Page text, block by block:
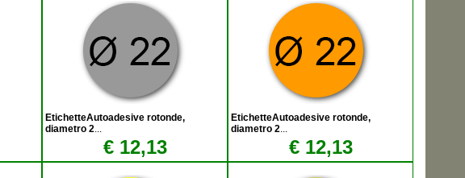
EtichetteAutoadesive rotonde,
diametro 2...
€ 12,13
EtichetteAutoadesive rotonde,
diametro 2...
€ 12,13